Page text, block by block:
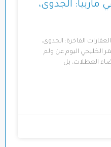
ماربيا: الجدوى،
الفاخرة: الجدوى،
الخليجي اليوم عن ولم
العطلات، بل